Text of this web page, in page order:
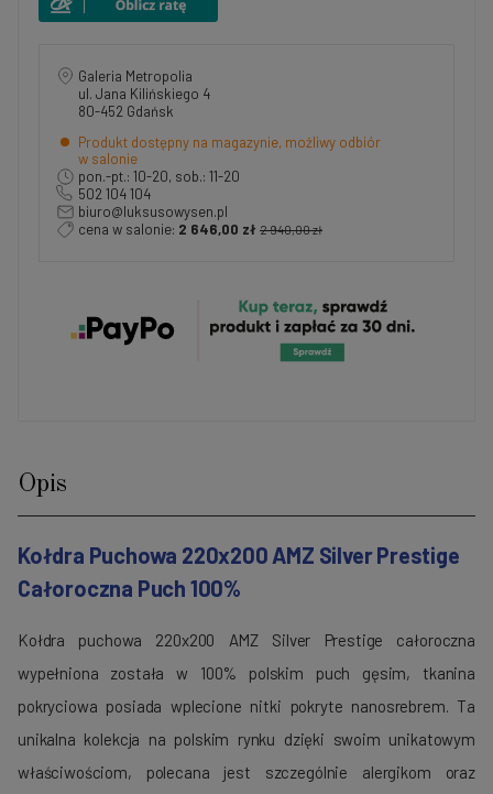
Galeria Metropolia
ul. Jana Kilińskiego 4
80-452 Gdańsk
Produkt dostępny na magazynie, możliwy odbiór
w salonie
pon.-pt.: 10-20, sob.: 11-20
502 104 104
biuro@luksusowysen.pl
cena w salonie: 2 646,00 zł 2 940,00 zł
Opis
Kołdra Puchowa 220x200 AMZ Silver Prestige
Całoroczna Puch 100%
Kołdra puchowa 220x200 AMZ Silver Prestige całoroczna
wypełniona została w 100% polskim puch gęsim, tkanina
pokryciowa posiada wplecione nitki pokryte nanosrebrem. Ta
unikalna kolekcja na polskim rynku dzięki swoim unikatowym
właściwościom, polecana jest szczególnie alergikom oraz